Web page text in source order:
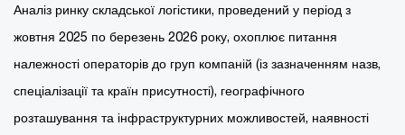
Аналіз ринку складської логістики, проведений у період з
жовтня 2025 по березень 2026 року, охоплює питання
належності операторів до груп компаній (із зазначенням назв,
спеціалізації та країн присутності), географічного
розташування та інфраструктурних можливостей, наявності